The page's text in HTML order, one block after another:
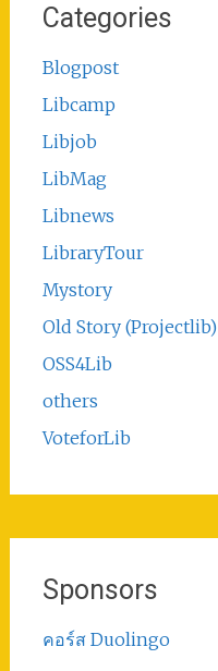
Categories
Blogpost
Libcamp
Libjob
LibMag
Libnews
LibraryTour
Mystory
Old Story (Projectlib)
OSS4Lib
others
VoteforLib
Sponsors
คอร์ส Duolingo